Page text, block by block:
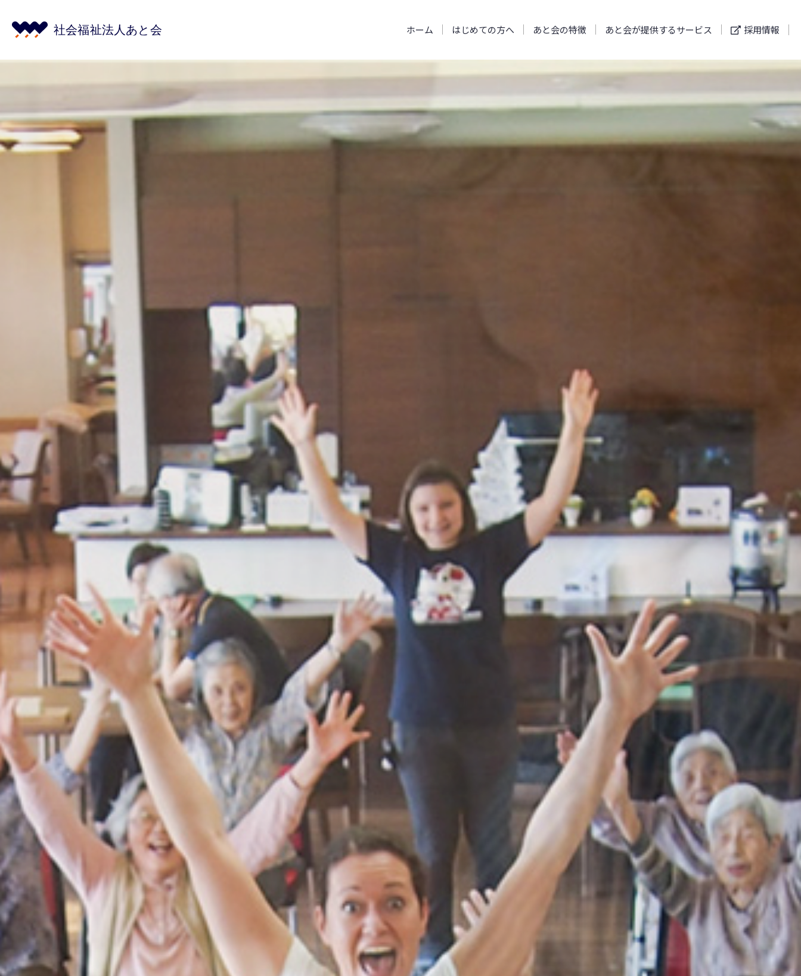
ホーム はじめての方へ あと会の特徴 あと会が提供するサービス 採用情報